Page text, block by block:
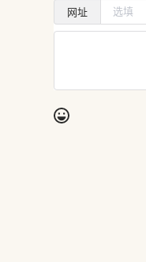
网址